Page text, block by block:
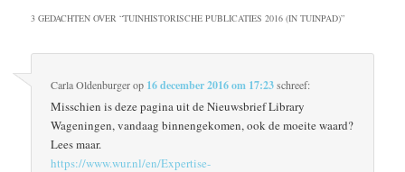
3 GEDACHTEN OVER “TUINHISTORISCHE PUBLICATIES 2016 (IN TUINPAD)”
Carla Oldenburgerop 16 december 2016 om 17:23schreef:
Misschien is deze pagina uit de Nieuwsbrief Library
Wageningen, vandaag binnengekomen, ook de moeite waard?
Lees maar.
https://www.wur.nl/en/Expertise-